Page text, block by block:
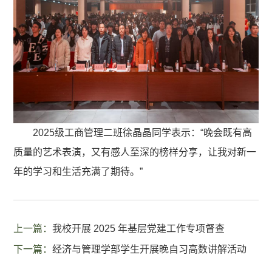
2025级工商管理二班徐晶晶同学表示：“晚会既有高
质量的艺术表演，又有感人至深的榜样分享，让我对新一
年的学习和生活充满了期待。”
上一篇：我校开展 2025 年基层党建工作专项督查
下一篇：经济与管理学部学生开展晚自习高数讲解活动